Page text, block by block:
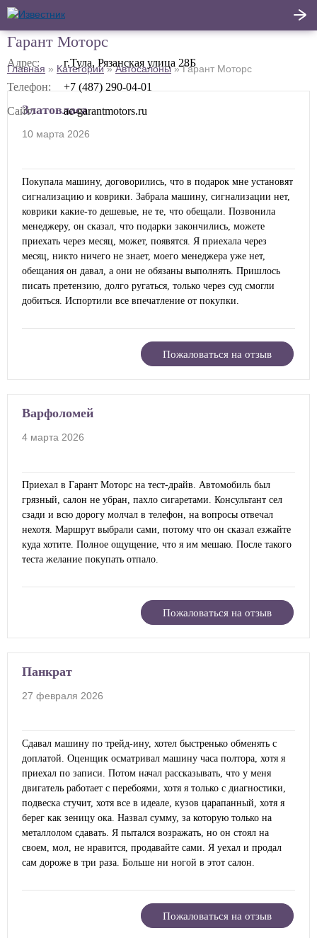
Адрес:
г.Тула, Рязанская улица 28Б
Телефон:
+7 (487) 290-04-01
Сайт:
ac-garantmotors.ru
Гарант Моторс
Главная » Категории»Автосалоны»Гарант Моторс
Златовласа
10 марта 2026
Покупала машину, договорились, что в подарок мне установят
сигнализацию и коврики. Забрала машину, сигнализации нет,
коврики какие-то дешевые, не те, что обещали. Позвонила
менеджеру, он сказал, что подарки закончились, можете
приехать через месяц, может, появятся. Я приехала через
месяц, никто ничего не знает, моего менеджера уже нет,
обещания он давал, а они не обязаны выполнять. Пришлось
писать претензию, долго ругаться, только через суд смогли
добиться. Испортили все впечатление от покупки.
Пожаловаться на отзыв
Варфоломей
4 марта 2026
Приехал в Гарант Моторс на тест-драйв. Автомобиль был
грязный, салон не убран, пахло сигаретами. Консультант сел
сзади и всю дорогу молчал в телефон, на вопросы отвечал
нехотя. Маршрут выбрали сами, потому что он сказал езжайте
куда хотите. Полное ощущение, что я им мешаю. После такого
теста желание покупать отпало.
Пожаловаться на отзыв
Панкрат
27 февраля 2026
Сдавал машину по трейд-ину, хотел быстренько обменять с
доплатой. Оценщик осматривал машину часа полтора, хотя я
приехал по записи. Потом начал рассказывать, что у меня
двигатель работает с перебоями, хотя я только с диагностики,
подвеска стучит, хотя все в идеале, кузов царапанный, хотя я
берег как зеницу ока. Назвал сумму, за которую только на
металлолом сдавать. Я пытался возражать, но он стоял на
своем, мол, не нравится, продавайте сами. Я уехал и продал
сам дороже в три раза. Больше ни ногой в этот салон.
Пожаловаться на отзыв
отзыв
Главная
Актуальные новости